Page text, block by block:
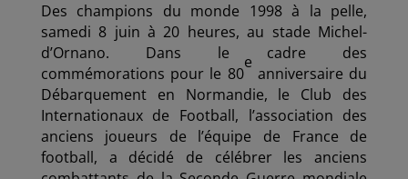
Des champions du monde 1998 à la pelle,
samedi 8 juin à 20 heures, au stade Michel-
d’Ornano. Dans le cadre des
commémorations pour le 80
e
anniversaire du
Débarquement en Normandie, le Club des
Internationaux de Football, l’association des
anciens joueurs de l’équipe de France de
football, a décidé de célébrer les anciens